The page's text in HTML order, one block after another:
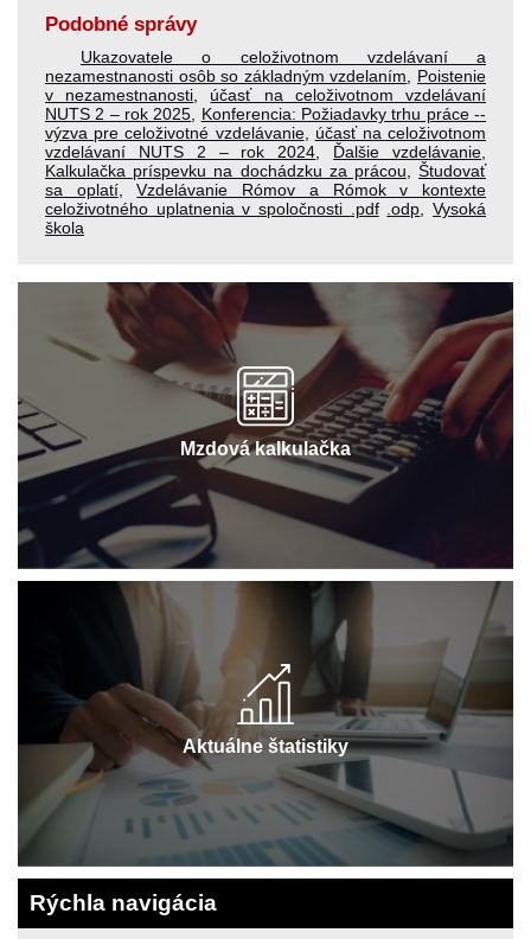
Podobné správy
Ukazovatele o celoživotnom vzdelávaní a
nezamestnanosti osôb so základným vzdelaním
Poistenie
v nezamestnanosti
účasť na celoživotnom vzdelávaní
NUTS 2 – rok 2025
Konferencia: Požiadavky trhu práce -­
výzva pre celoživotné vzdelávanie, účasť na celoživotnom
vzdelávaní NUTS 2 – rok 2024
Ďalšie vzdelávanie
Kalkulačka príspevku na dochádzku za prácou ,Študovať
sa oplatí,Vzdelávanie Rómov a Rómok v kontexte
celoživotného uplatnenia v spoločnosti
.pdf .odp ,Vysoká
škola
Mzdová kalkulačka
Aktuálne štatistiky
Rýchla navigácia